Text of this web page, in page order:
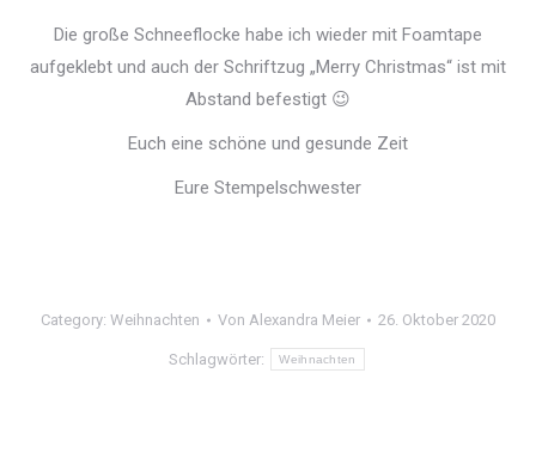
Die große Schneeflocke habe ich wieder mit Foamtape
aufgeklebt und auch der Schriftzug „Merry Christmas“ ist mit
Abstand befestigt 😉
Euch eine schöne und gesunde Zeit
Eure Stempelschwester
Category: Weihnachten Von Alexandra Meier 26. Oktober 2020
Schlagwörter: Weihnachten